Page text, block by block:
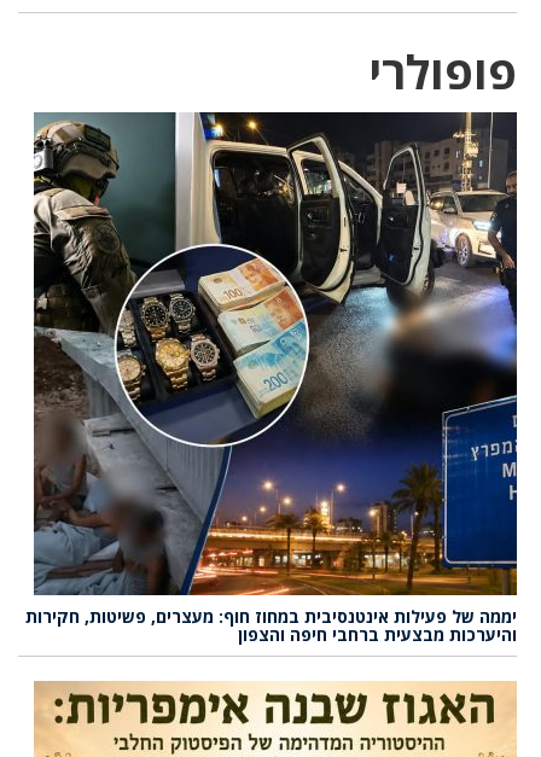
פופולרי
יממה של פעילות אינטנסיבית במחוז חוף: מעצרים, פשיטות, חקירות
והיערכות מבצעית ברחבי חיפה והצפון